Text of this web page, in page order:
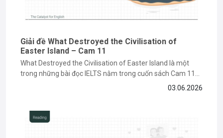
Giải đề What Destroyed the Civilisation of
Easter Island – Cam 11
What Destroyed the Civilisation of Easter Island là một
trong những bài đọc IELTS nằm trong cuốn sách Cam 11
về chủ đề lịch sử và môi trường, đòi hỏi bạn phải có kỹ năng
03.06.2026